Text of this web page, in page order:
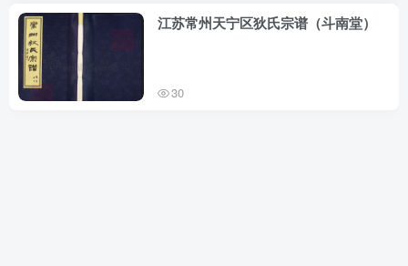
江苏常州天宁区狄氏宗谱（斗南堂）
30